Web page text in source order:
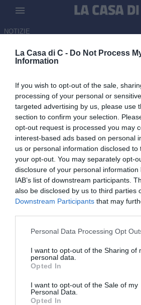
La Casa di C - Do Not Process
Information
If you wish to opt-out of the sale,
processing of your personal or
targeted advertising by us, please use
section to confirm your selection.
opt-out request is processed you may
interest-based ads based on personal
us or personal information disclosed
your opt-out. You may separately opt-
disclosure of your personal
IAB’s list of downstream participants.
also be disclosed by us to third parties
Downstream Participants that may
Personal Data Processing Opt
I want to opt-out of the Sharing of
personal data.
Opted In
I want to opt-out of the Sale of my
Personal Data.
Opted In
NOTIZIE
Union Brescia, il
non cancella
ringrazio i tifosi”
10.06.2026 17:40 di Redazione
Il messaggio sul proprio profilo Instagram
dopo la sconfitta in finale playoff contro